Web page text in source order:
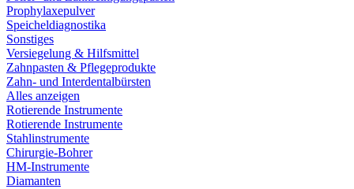
Prophylaxepulver
Speicheldiagnostika
Sonstiges
Versiegelung & Hilfsmittel
Zahnpasten & Pflegeprodukte
Zahn- und Interdentalbürsten
Alles anzeigen
Rotierende Instrumente
Rotierende Instrumente
Stahlinstrumente
Chirurgie-Bohrer
HM-Instrumente
Diamanten